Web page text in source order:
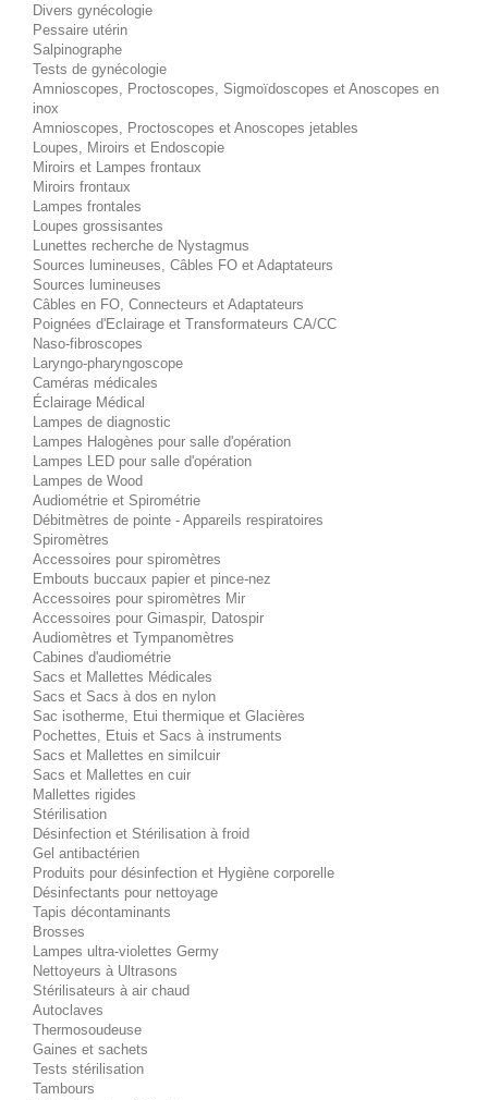
Divers gynécologie
Pessaire utérin
Salpinographe
Tests de gynécologie
Amnioscopes, Proctoscopes, Sigmoïdoscopes et Anoscopes en
inox
Amnioscopes, Proctoscopes et Anoscopes jetables
Loupes, Miroirs et Endoscopie
Miroirs et Lampes frontaux
Miroirs frontaux
Lampes frontales
Loupes grossisantes
Lunettes recherche de Nystagmus
Sources lumineuses, Câbles FO et Adaptateurs
Sources lumineuses
Câbles en FO, Connecteurs et Adaptateurs
Poignées d'Eclairage et Transformateurs CA/CC
Naso-fibroscopes
Laryngo-pharyngoscope
Caméras médicales
Éclairage Médical
Lampes de diagnostic
Lampes Halogènes pour salle d'opération
Lampes LED pour salle d'opération
Lampes de Wood
Audiométrie et Spirométrie
Débitmètres de pointe - Appareils respiratoires
Spiromètres
Accessoires pour spiromètres
Embouts buccaux papier et pince-nez
Accessoires pour spiromètres Mir
Accessoires pour Gimaspir, Datospir
Audiomètres et Tympanomètres
Cabines d'audiométrie
Sacs et Mallettes Médicales
Sacs et Sacs à dos en nylon
Sac isotherme, Etui thermique et Glacières
Pochettes, Etuis et Sacs à instruments
Sacs et Mallettes en similcuir
Sacs et Mallettes en cuir
Mallettes rigides
Stérilisation
Désinfection et Stérilisation à froid
Gel antibactérien
Produits pour désinfection et Hygiène corporelle
Désinfectants pour nettoyage
Tapis décontaminants
Brosses
Lampes ultra-violettes Germy
Nettoyeurs à Ultrasons
Stérilisateurs à air chaud
Autoclaves
Thermosoudeuse
Gaines et sachets
Tests stérilisation
Tambours